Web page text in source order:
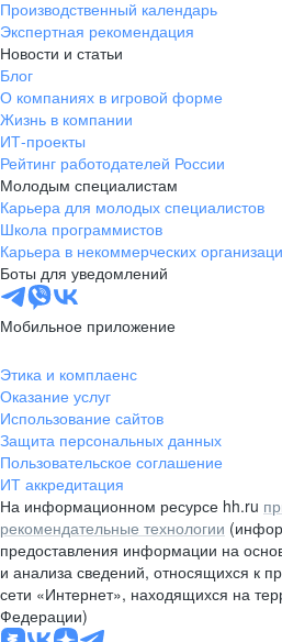
Производственный календарь
Экспертная рекомендация
Новости и статьи
Блог
О компаниях в игровой форме
Жизнь в компании
ИТ-проекты
Рейтинг работодателей России
Молодым специалистам
Карьера для молодых специалистов
Школа программистов
Карьера в некоммерческих
Боты для уведомлений
Мобильное приложение
Этика и комплаенс
Оказание услуг
Использование сайтов
Защита персональных данных
Пользовательское соглашение
ИТ аккредитация
На информационном ресурсе hh.ru
рекомендательные технологии
предоставления информации на
и анализа сведений, относящихся к
сети «Интернет», находящихся на
Федерации)